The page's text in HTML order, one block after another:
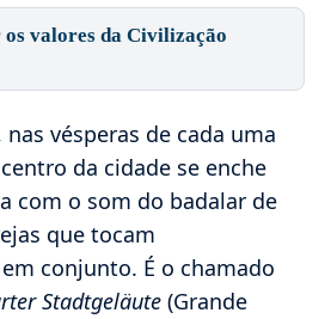
os valores da Civilização
vésperas de cada uma
da cidade se enche
com o som do badalar de
que tocam
conjunto. É o chamado
Stadtgeläute (Grande